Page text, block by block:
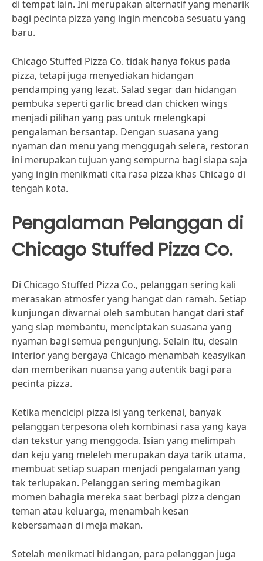
di tempat lain. Ini merupakan alternatif yang menarik
bagi pecinta pizza yang ingin mencoba sesuatu yang
baru.
Chicago Stuffed Pizza Co. tidak hanya fokus pada
pizza, tetapi juga menyediakan hidangan
pendamping yang lezat. Salad segar dan hidangan
pembuka seperti garlic bread dan chicken wings
menjadi pilihan yang pas untuk melengkapi
pengalaman bersantap. Dengan suasana yang
nyaman dan menu yang menggugah selera, restoran
ini merupakan tujuan yang sempurna bagi siapa saja
yang ingin menikmati cita rasa pizza khas Chicago di
tengah kota.
Pengalaman Pelanggan di
Chicago Stuffed Pizza Co.
Di Chicago Stuffed Pizza Co., pelanggan sering kali
merasakan atmosfer yang hangat dan ramah. Setiap
kunjungan diwarnai oleh sambutan hangat dari staf
yang siap membantu, menciptakan suasana yang
nyaman bagi semua pengunjung. Selain itu, desain
interior yang bergaya Chicago menambah keasyikan
dan memberikan nuansa yang autentik bagi para
pecinta pizza.
Ketika mencicipi pizza isi yang terkenal, banyak
pelanggan terpesona oleh kombinasi rasa yang kaya
dan tekstur yang menggoda. Isian yang melimpah
dan keju yang meleleh merupakan daya tarik utama,
membuat setiap suapan menjadi pengalaman yang
tak terlupakan. Pelanggan sering membagikan
momen bahagia mereka saat berbagi pizza dengan
teman atau keluarga, menambah kesan
kebersamaan di meja makan.
Setelah menikmati hidangan, para pelanggan juga